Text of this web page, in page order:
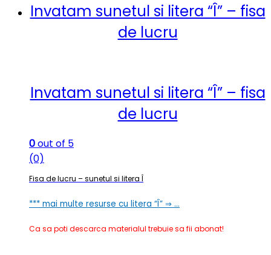
Invatam sunetul si litera “Î” – fisa
de lucru
Invatam sunetul si litera “Î” – fisa
de lucru
0out of 5
(0)
Fisa de lucru – sunetul si litera Î
*** mai multe resurse cu litera “Î” ⇒ …
Ca sa poti descarca materialul trebuie sa fii abonat!